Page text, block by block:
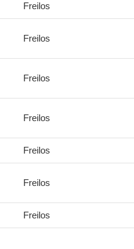
Freilos
Freilos
Freilos
Freilos
Freilos
Freilos
Freilos